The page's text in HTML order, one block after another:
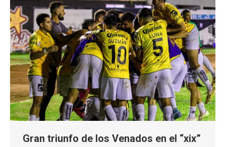
Gran triunfo de los Venados en el “xix”